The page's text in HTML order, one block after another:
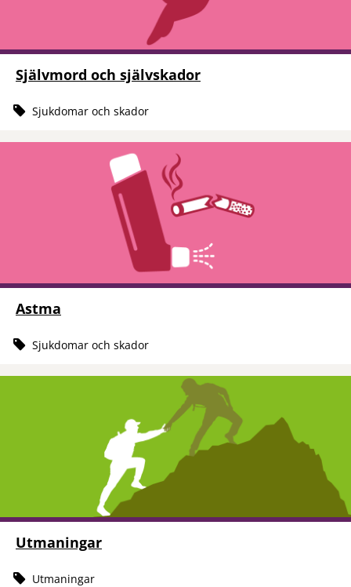
Självmord och självskador
Sjukdomar och skador
Astma
Sjukdomar och skador
Utmaningar
Utmaningar